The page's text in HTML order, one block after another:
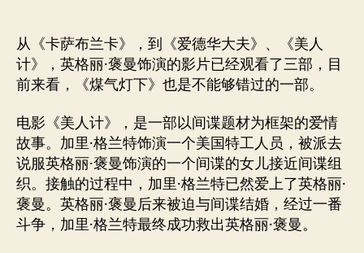
者
期
从《卡萨布兰卡》，到《爱德华大夫》、《美人
计》，英格丽·褒曼饰演的影片已经观看了三部，目
前来看，《煤气灯下》也是不能够错过的一部。
电影《美人计》，是一部以间谍题材为框架的爱情
故事。加里·格兰特饰演一个美国特工人员，被派去
说服英格丽·褒曼饰演的一个间谍的女儿接近间谍组
织。接触的过程中，加里·格兰特已然爱上了英格丽·
褒曼。英格丽·褒曼后来被迫与间谍结婚，经过一番
斗争，加里·格兰特最终成功救出英格丽·褒曼。